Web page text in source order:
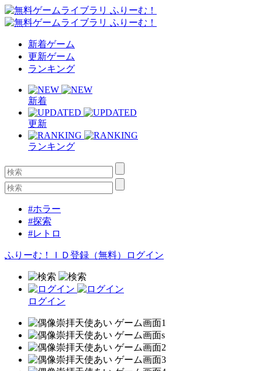
新着ゲーム
更新ゲーム
ランキング
新着
更新
ランキング
#ホラー
#探索
#レトロ
ふりーむ！ＩＤ登録（無料） ログイン
ログイン